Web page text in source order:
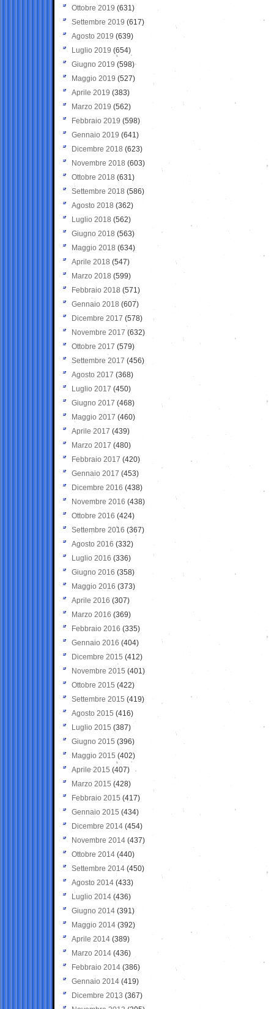
Ottobre 2019 (631)
Settembre 2019 (617)
Agosto 2019 (639)
Luglio 2019 (654)
Giugno 2019 (598)
Maggio 2019 (527)
Aprile 2019 (383)
Marzo 2019 (562)
Febbraio 2019 (598)
Gennaio 2019 (641)
Dicembre 2018 (623)
Novembre 2018 (603)
Ottobre 2018 (631)
Settembre 2018 (586)
Agosto 2018 (362)
Luglio 2018 (562)
Giugno 2018 (563)
Maggio 2018 (634)
Aprile 2018 (547)
Marzo 2018 (599)
Febbraio 2018 (571)
Gennaio 2018 (607)
Dicembre 2017 (578)
Novembre 2017 (632)
Ottobre 2017 (579)
Settembre 2017 (456)
Agosto 2017 (368)
Luglio 2017 (450)
Giugno 2017 (468)
Maggio 2017 (460)
Aprile 2017 (439)
Marzo 2017 (480)
Febbraio 2017 (420)
Gennaio 2017 (453)
Dicembre 2016 (438)
Novembre 2016 (438)
Ottobre 2016 (424)
Settembre 2016 (367)
Agosto 2016 (332)
Luglio 2016 (336)
Giugno 2016 (358)
Maggio 2016 (373)
Aprile 2016 (307)
Marzo 2016 (369)
Febbraio 2016 (335)
Gennaio 2016 (404)
Dicembre 2015 (412)
Novembre 2015 (401)
Ottobre 2015 (422)
Settembre 2015 (419)
Agosto 2015 (416)
Luglio 2015 (387)
Giugno 2015 (396)
Maggio 2015 (402)
Aprile 2015 (407)
Marzo 2015 (428)
Febbraio 2015 (417)
Gennaio 2015 (434)
Dicembre 2014 (454)
Novembre 2014 (437)
Ottobre 2014 (440)
Settembre 2014 (450)
Agosto 2014 (433)
Luglio 2014 (436)
Giugno 2014 (391)
Maggio 2014 (392)
Aprile 2014 (389)
Marzo 2014 (436)
Febbraio 2014 (386)
Gennaio 2014 (419)
Dicembre 2013 (367)